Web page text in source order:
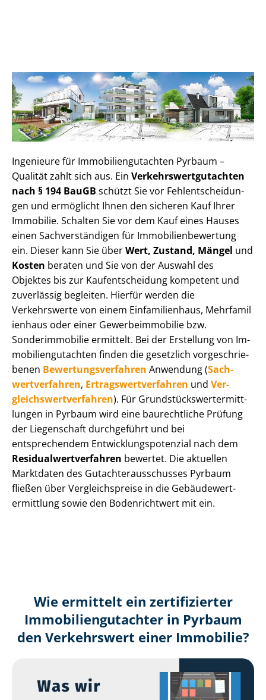
Ingenieure für Im­mo­bi­li­en­gut­ach­ten Pyrbaum –
Qualität zahlt sich aus. Ein Ver­kehrs­wert­gut­ach­ten
nach § 194 BauGB schützt Sie vor Fehl­ent­schei­dun­
gen und ermöglicht Ihnen den sicheren Kauf Ihrer
Immobilie. Schalten Sie vor dem Kauf eines Hauses
einen Sach­ver­stän­di­gen für Im­mo­bi­li­en­be­wer­tung
ein. Dieser kann Sie überWert, Zustand, Mängel und
Kosten beraten und Sie von der Auswahl des
Objektes bis zur Kauf­ent­schei­dung kompetent und
zuverlässig begleiten. Hierfür werden die
Verkehrswerte von einem Einfamilienhaus, Mehr­fa­mi­l
i­en­haus oder einer Ge­wer­be­im­mo­bi­lie bzw.
Sonderimmobilie ermittelt. Bei der Erstellung von Im­
mo­bi­li­en­gut­ach­ten finden die gesetzlich vor­ge­schrie­
be­nen Be­wer­tungs­ver­fah­ren Anwendung (Sach­
wert­ver­fah­ren, Er­trags­wert­ver­fah­ren und Ver­
gleichs­wert­ver­fah­ren). Für Grund­stücks­wert­ermitt­
lun­gen in Pyrbaum wird eine baurechtliche Prüfung
der Liegenschaft durchgeführt und bei
entsprechendem Ent­wick­lungs­po­ten­zi­al nach dem
Re­si­du­al­wert­ver­fah­ren bewertet. Die aktuellen
Marktdaten des Gut­ach­ter­aus­schus­ses Pyrbaum
fließen über Ver­gleichs­prei­se in die Ge­bäu­de­wert­
ermitt­lung sowie den Bodenrichtwert mit ein.
Wie ermittelt ein zertifizierter
Immobilien­gutachter in Pyrbaum
den Verkehrswert einer Immobilie?